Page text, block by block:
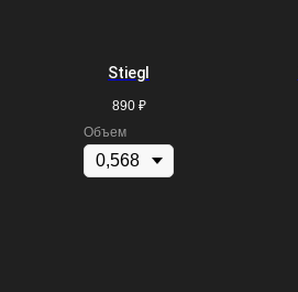
Stiegl
890 ₽
Объем